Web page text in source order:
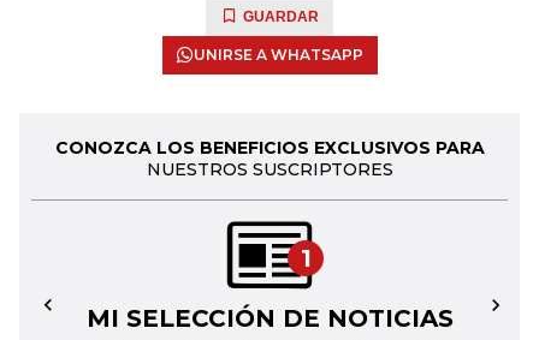
GUARDAR
UNIRSE A WHATSAPP
CONOZCA LOS BENEFICIOS EXCLUSIVOS PARA
NUESTROS SUSCRIPTORES
1
MI SELECCIÓN DE NOTICIAS
← →